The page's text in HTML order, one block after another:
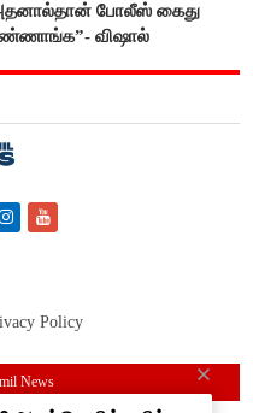
போலீஸ் கைது
விஷால்
Policy
News